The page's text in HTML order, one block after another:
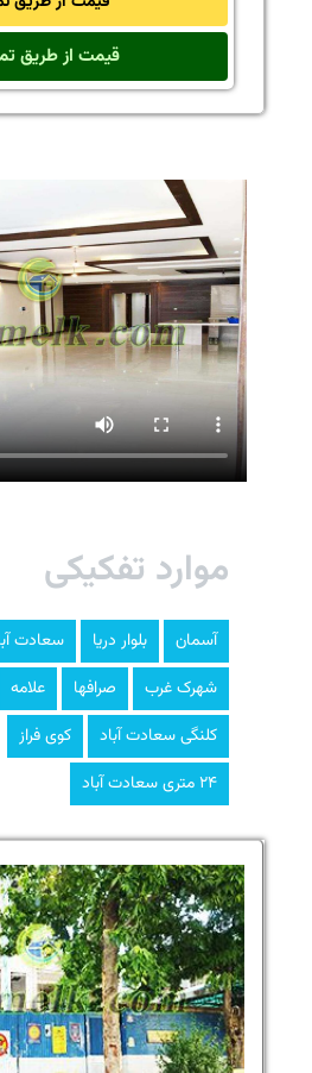
قیمت از طریق
موارد تفکیکی
آسمان بلوار دریا سعادت
شهرک غرب
صرافها علامه
کلنگی سعادت آباد
کوی فراز
۲۴ متری سعادت آباد